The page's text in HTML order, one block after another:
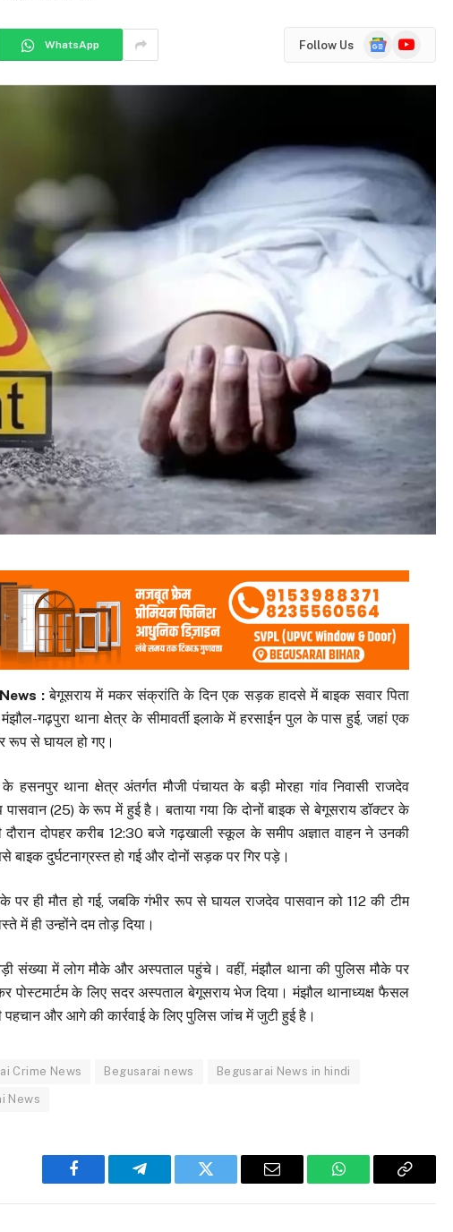
WhatsApp Follow Us
GoogleYouTube
:बेगूसराय में मकर संक्रांति के दिन एक सड़क हादसे में बाइक सवार पिता
गढ़पुरा थाना क्षेत्र के सीमावर्ती इलाके में हरसाईन पुल के पास हुई, जहां एक
रूप से घायल हो गए।
थाना क्षेत्र अंतर्गत मौजी पंचायत के बड़ी मोरहा गांव निवासी राजदेव
(25) के रूप में हुई है। बताया गया कि दोनों बाइक से बेगूसराय डॉक्टर के
दोपहर करीब 12:30 बजे गढ़खाली स्कूल के समीप अज्ञात वाहन ने उनकी
बाइक दुर्घटनाग्रस्त हो गई और दोनों सड़क पर गिर पड़े।
पर ही मौत हो गई, जबकि गंभीर रूप से घायल राजदेव पासवान को 112 की टीम
में ही उन्होंने दम तोड़ दिया।
संख्या में लोग मौके और अस्पताल पहुंचे। वहीं, मंझौल थाना की पुलिस मौके पर
पोस्टमार्टम के लिए सदर अस्पताल बेगूसराय भेज दिया। मंझौल थानाध्यक्ष फैसल
पहचान और आगे की कार्रवाई के लिए पुलिस जांच में जुटी हुई है।
Crime News Begusarai news Begusarai News in hindi
News
Facebook Telegram Twitter Email WhatsAppCopy